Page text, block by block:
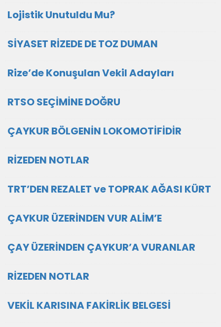
Lojistik Unutuldu Mu?
SİYASET RİZEDE DE TOZ DUMAN
Rize’de Konuşulan Vekil Adayları
RTSO SEÇİMİNE DOĞRU
ÇAYKUR BÖLGENİN LOKOMOTİFİDİR
RİZEDEN NOTLAR
TRT’DEN REZALET ve TOPRAK AĞASI KÜRT
ÇAYKUR ÜZERİNDEN VUR ALİM’E
ÇAY ÜZERİNDEN ÇAYKUR’A VURANLAR
RİZEDEN NOTLAR
VEKİL KARISINA FAKİRLİK BELGESİ